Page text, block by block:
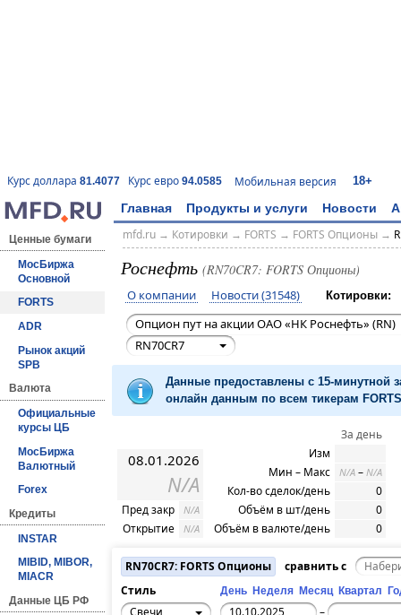
Курс доллара 81.4077 Курс евро 94.0585 Мобильная версия 18+
Главная Продукты и услуги Новости
Ценные бумаги
МосБиржа
Основной
FORTS
ADR
Рынок акций
SPB
Валюта
Официальные
курсы ЦБ
МосБиржа
Валютный
Forex
Кредиты
INSTAR
MIBID, MIBOR,
MIACR
Данные ЦБ РФ
mfd.ru→ Котировки → FORTS → FORTS Опционы→
Роснефть (RN70CR7: FORTS Опционы)
О компании Новости (31548) Котировки:
Опцион пут на акции ОАО «НК Роснефть» (RN)
RN70CR7
Данные предоставлены с 15-минутной
онлайн данным по всем тикерам
08.01.2026
N/A
Пред закр N/A
Открытие N/A
За день
Изм
Мин – Макс
N/A – N/A
Кол-во сделок/день
0
Объём в шт/день
0
Объём в валюте/день
0
RN70CR7: FORTS Опционы
сравнить с
Стиль
День Неделя Месяц Квартал
Свечи